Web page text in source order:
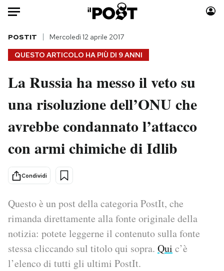
Auto
HOME
Italia
Politica
Tecnologia
Scienza
Cultura
Economia
Sport
Moda
Consumismi
Storie/Idee
Media
Mondiali calcio 2026
PODCAST
QUESTO ARTICOLO HA PIÙ DI 9 ANNI
POSTIT Mercoledì 12 aprile 2017
La Russia ha messo il veto su
una risoluzione dell’ONU che
avrebbe condannato l’attacco
con armi chimiche di Idlib
Condividi
Questo è un post della categoria PostIt, che
rimanda direttamente alla fonte originale della
notizia: potete leggerne il contenuto sulla fonte
stessa cliccando sul titolo qui sopra. Qui c’è
l’elenco di tutti gli ultimi PostIt.